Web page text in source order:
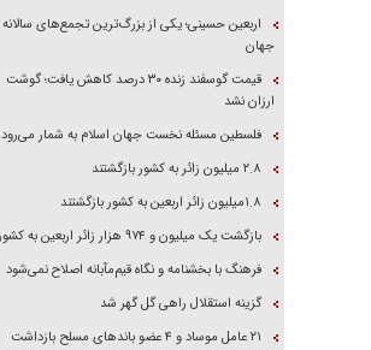
اربعین حسینی؛ یکی از بزرگ‌ترین تجمع‌های سالانه
جهان
قیمت گوسفند زنده ۳۰ درصد کاهش یافت؛ گوشت
ارزان نشد
فلسطین مسئله نخست جهان اسلام به شمار می‌رود
۲.۸ میلیون زائر به کشور بازگشتند
۱.۸میلیون زائر اربعین به کشور بازگشتند
بازگشت یک میلیون و ۹۷۴ هزار زائر اربعین به کشور
فرهنگ با بخشنامه و نگاه قیم‌مآبانه اصلاح نمی‌شود
گزینه استقلال راهی گل گهر شد
۲۱ عامل موساد و ۴ عضو باند‌های مسلح بازداشت